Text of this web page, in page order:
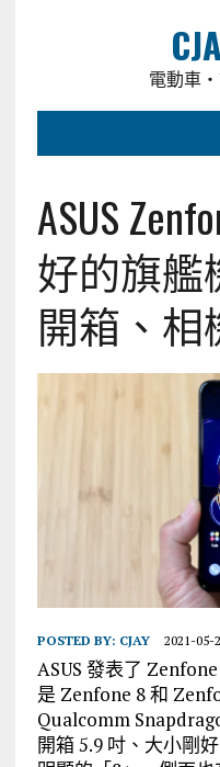
電動車
ASUS
好的旗艦
開箱、相
POSTED BY: CJAY 2021-05-
ASUS 發表了
是 Zenfone 8 和
Qualcomm
開箱 5.9 吋、大小剛